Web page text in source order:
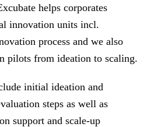
helps corporates
innovation units incl.
process and we also
pilots from ideation to scaling.
initial ideation and
steps as well as
support and scale-up